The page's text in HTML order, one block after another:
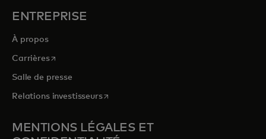
ENTREPRISE
À propos
Carrièress’ouvre dans un nouvel onglet
Salle de presse
Relations investisseurss’ouvre dans un nouvel onglet
MENTIONS LÉGALES ET